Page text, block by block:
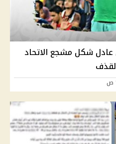
عادل شكل مشجع الاتحاد